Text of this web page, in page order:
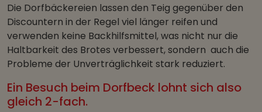
Die Dorfbäckereien lassen den Teig gegenüber den
Discountern in der Regel viel länger reifen und
verwenden keine Backhilfsmittel, was nicht nur die
Haltbarkeit des Brotes verbessert, sondern auch die
Probleme der Unverträglichkeit stark reduziert.
Ein Besuch beim Dorfbeck lohnt sich also
gleich 2-fach.